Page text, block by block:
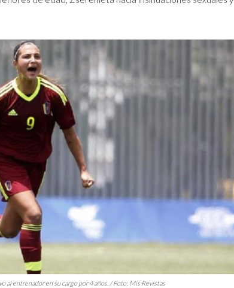
al entrenador en su cargo por 4 años. / Foto: Mis Revistas